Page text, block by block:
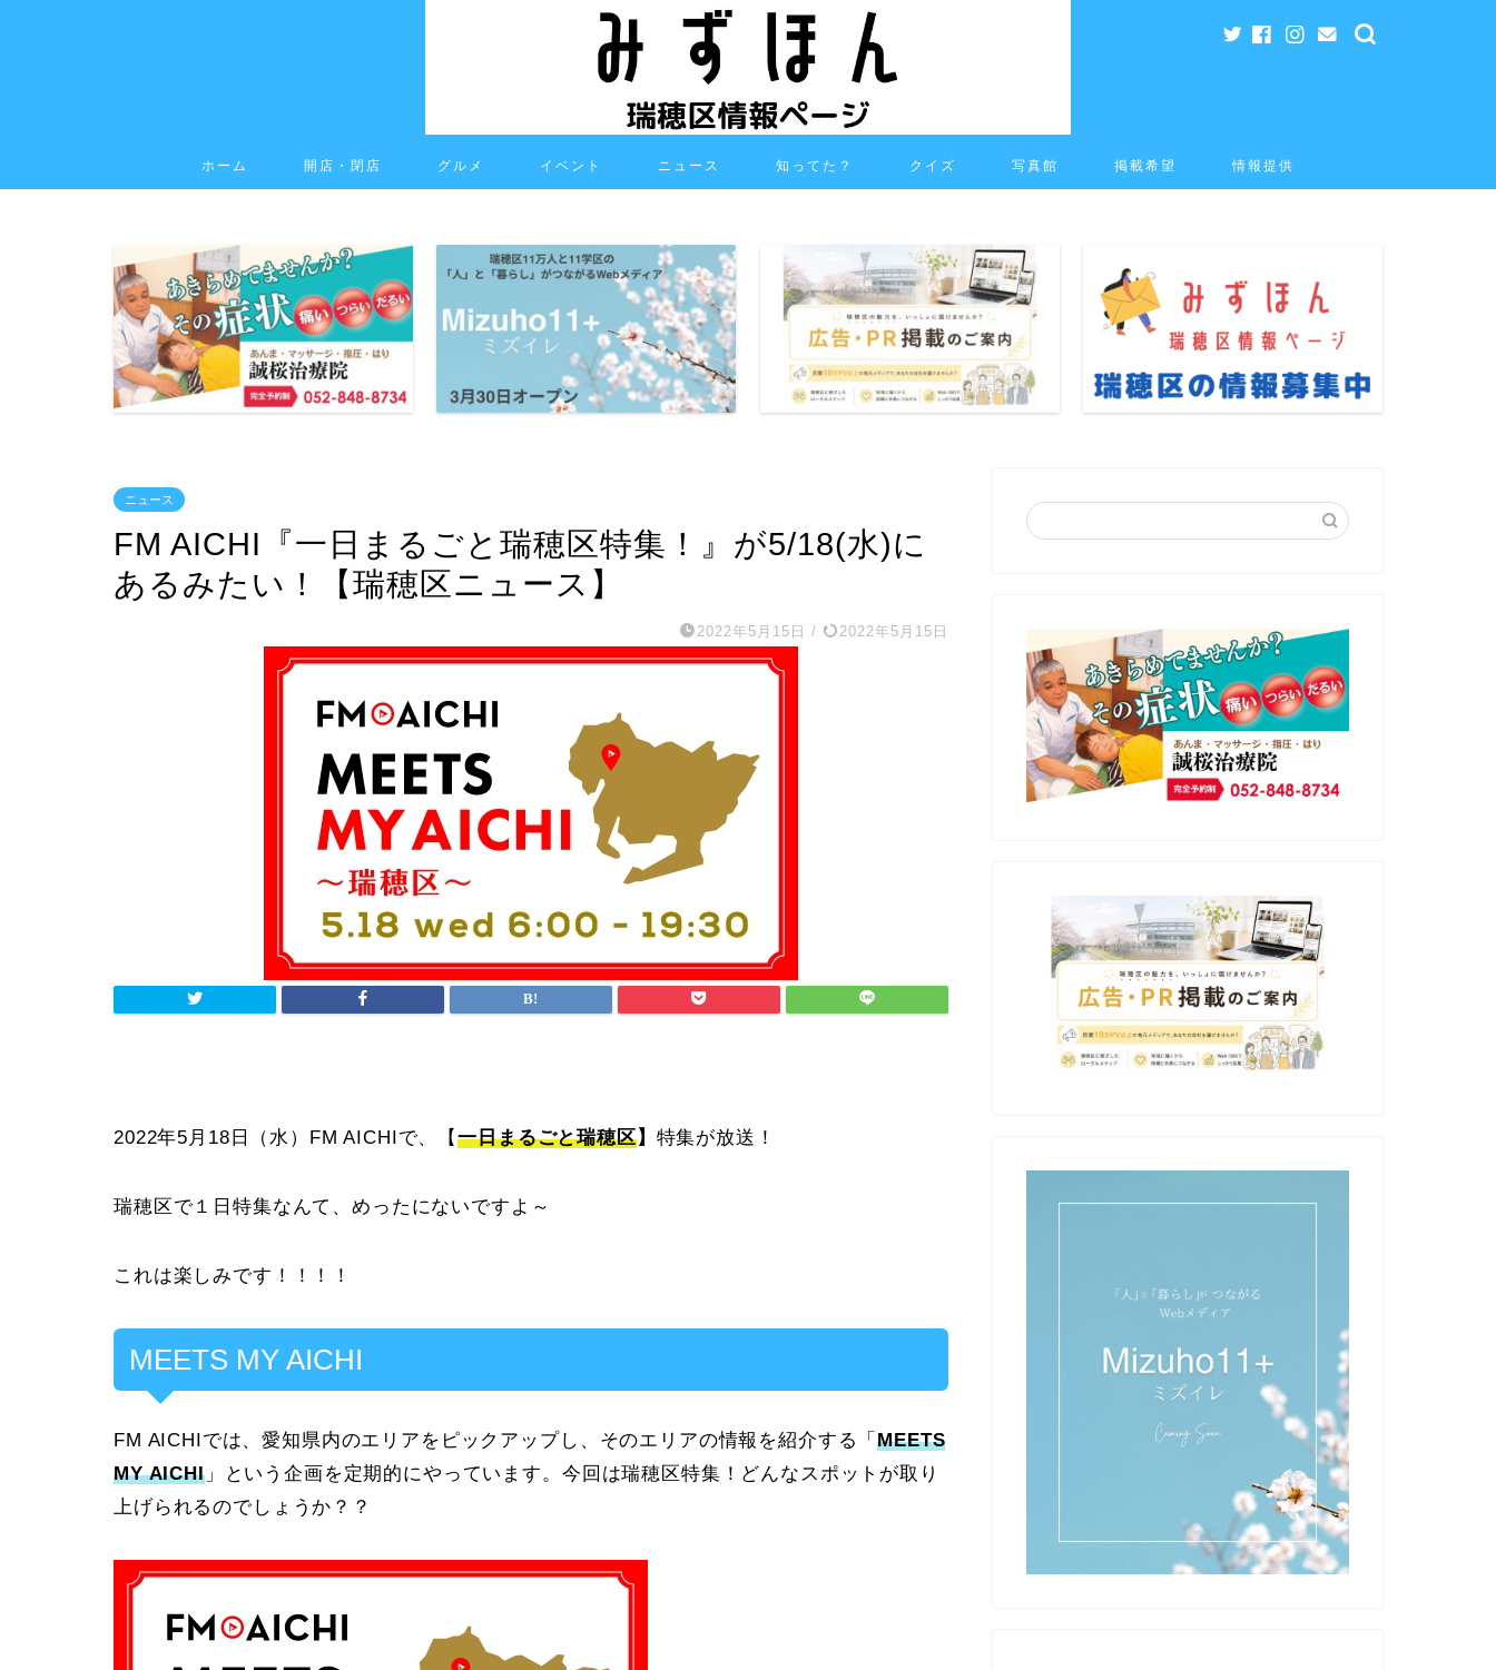
ホーム 開店・閉店 グルメ イベント ニュース 知ってた？ クイズ 写真館 掲載希望 情報提供
ニュース
FM AICHI『一日まるごと瑞穂区特集！』が5/18(水)に
あるみたい！【瑞穂区ニュース】
2022年5月15日 / 2022年5月15日
2022年5月18日（水）FM AICHIで、【一日まるごと瑞穂区】 特集が放送！
瑞穂区で１日特集なんて、めったにないですよ～
これは楽しみです！！！！
MEETS MY AICHI
FM AICHIでは、愛知県内のエリアをピックアップし、そのエリアの情報を紹介する「MEETS
MY AICHI」という企画を定期的にやっています。今回は瑞穂区特集！どんなスポットが取り
上げられるのでしょうか？？